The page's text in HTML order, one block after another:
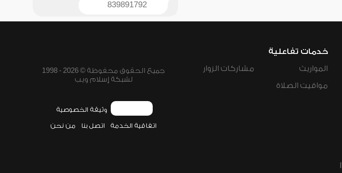
839891792
خدمات تفاعلية
المواريث
مواقيت الصلاة
مشاركات الزوار
جميع الحقوق محفوظة © 2026 - 1998
لشبكة إسلام ويب
وثيقة الخصوصية
اتفاقية الخدمة اتصل بنا من نحن